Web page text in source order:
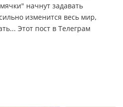
начнут задавать
изменится весь мир,
Этот пост в Телеграм